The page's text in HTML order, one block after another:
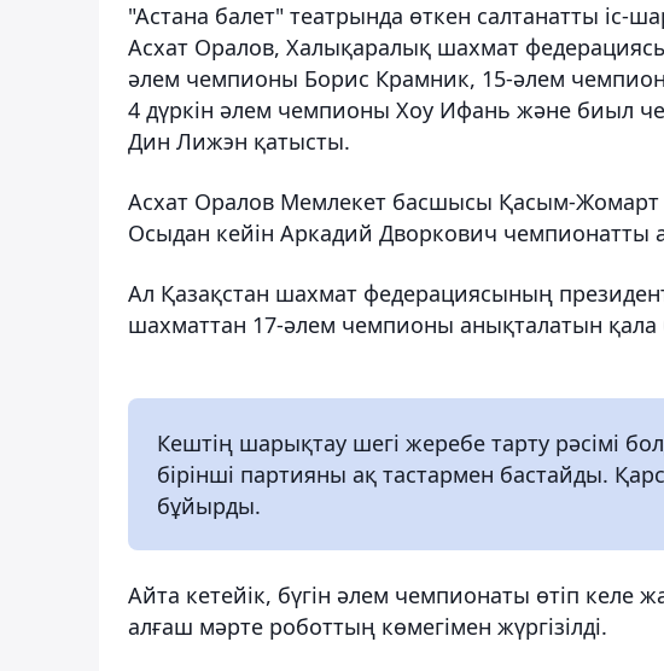
"Астана балет" театрында өткен салтанатты іс-
Асхат Оралов, Халықаралық шахмат
әлем чемпионы Борис Крамник, 15-әлем
4 дүркін әлем чемпионы Хоу Ифань және биыл
Дин Лижэн қатысты.
Асхат Оралов Мемлекет басшысы Қасым-Жомарт
Осыдан кейін Аркадий Дворкович
Ал Қазақстан шахмат федерациясының
шахматтан 17-әлем чемпионы анықталатын қала
Кештің шарықтау шегі жеребе тарту рәсімі
бірінші партияны ақ тастармен бастайды.
бұйырды.
Айта кетейік, бүгін әлем чемпионаты өтіп келе
алғаш мәрте роботтың көмегімен жүргізілді.